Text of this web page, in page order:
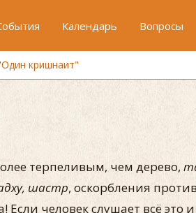
Календарь Вопросы
кришнаит"
терпеливым, чем дерево,
шастр, оскорбления
человек слушает всё это и